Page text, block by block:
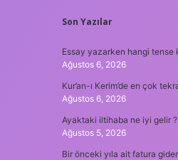
Son Yazılar
Essay yazarken hangi tense
Ağustos 6, 2026
Kur’an-ı Kerim’de en çok
Ağustos 6, 2026
Ayaktaki iltihaba ne iyi gelir ?
Ağustos 5, 2026
Bir önceki yıla ait fatura gider